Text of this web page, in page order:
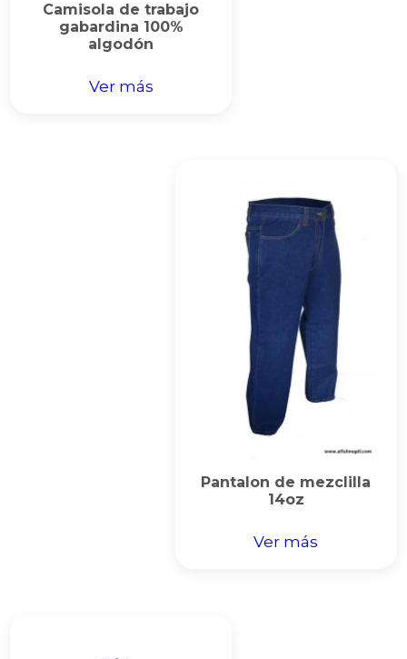
Camisola de trabajo
gabardina 100%
algodón
Ver más
Pantalon de mezclilla
14oz
Ver más